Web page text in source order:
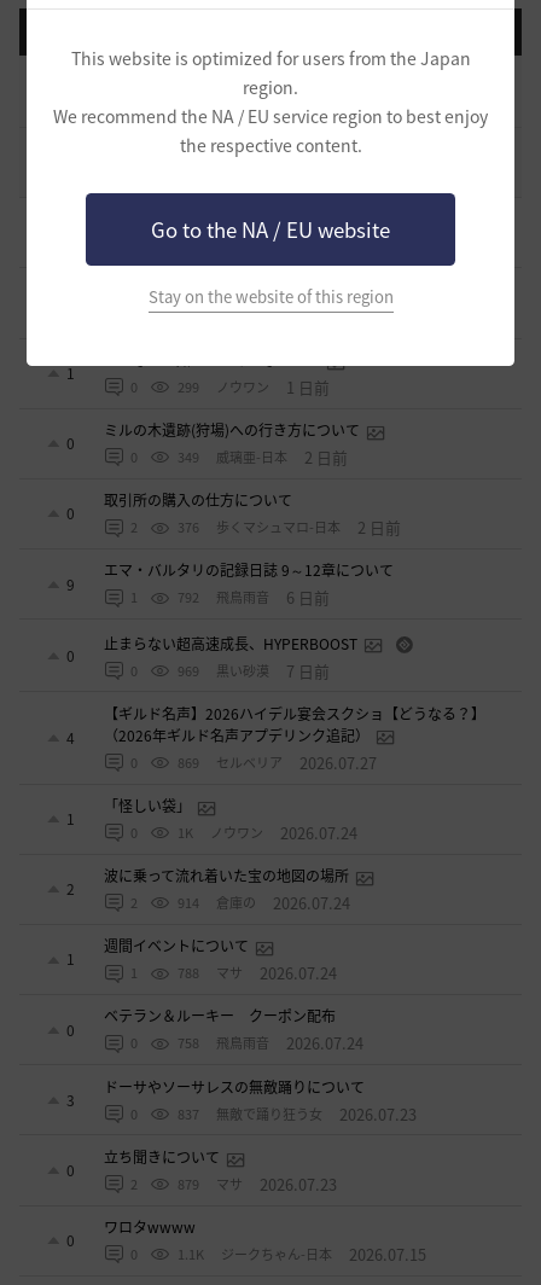
This website is optimized for users from the Japan
region.
We recommend the NA / EU service region to best enjoy
the respective content.
Go to the NA / EU website
Stay on the website of this region
止まらない超高速成長、HYPERBOOST
969 黒い砂漠 7 日前
コミュニティの利用にあたって
キャラの肖像画を撮ると縦長になってしまう
無敵で踊り狂う女
デヴォレカアクセサリーの使い道
167 tanupon 13 時間前
1
0 299 ノウワン 1 日前
0
ミルの木遺跡(狩場)への行き方について
0 349 威璃亜-日本 2 日前
0
取引所の購入の仕方について
2 376 歩くマシュマロ-日本 2 日前
9
エマ・バルタリの記録日誌 9～12章について
1 792 飛鳥雨音 6 日前
0
止まらない超高速成長、HYPERBOOST
0 969 黒い砂漠 7 日前
4
【ギルド名声】2026ハイデル宴会スクショ【どうなる？】
（2026年ギルド名声アプデリンク追記）
0 869 セルベリア 2026.07.27
1
「怪しい袋」
0 1K ノウワン 2026.07.24
2
波に乗って流れ着いた宝の地図の場所
2 914 倉庫の 2026.07.24
1
週間イベントについて
1 788 マサ 2026.07.24
0
ベテラン＆ルーキー クーポン配布
0 758 飛鳥雨音 2026.07.24
3
ドーサやソーサレスの無敵踊りについて
0 837 無敵で踊り狂う女 2026.07.23
0
立ち聞きについて
2 879 マサ 2026.07.23
0
ワロタwwww
0 1.1K ジークちゃん-日本 2026.07.15